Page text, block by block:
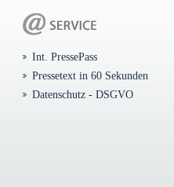
Int. PressePass
Pressetext in 60 Sekunden
Datenschutz - DSGVO